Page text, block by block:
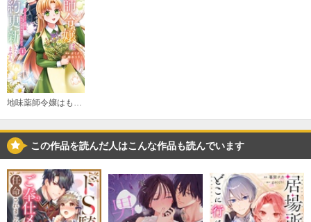
この作品を読んだ人はこんな作品も読んでいます